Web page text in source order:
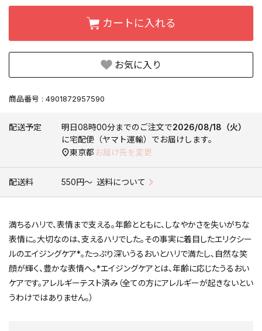
お気に入り
カートに入れる
商品番号 4901872957590
配送予定 明日08時00分までのご注文で2026/08/18（火）
に宅配便（ヤマト運輸） でお届けします。
東京都 お届け先を変更
配送料 550円〜 送料について
満ちるハリで、表情まで支える。年齢とともに、しなやかさを失いがちな
表情に。大切なのは、支えるハリでした。その事実に着目したエリクシー
ルのエイジングケア*。たっぷり深いうるおいとハリで満たし、自然な笑
顔が輝く、豊かな表情へ。*エイジングケアとは、年齢に応じたうるおい
ケアです。アレルギーテスト済み（全ての方にアレルギーが起きないとい
うわけではありません。）